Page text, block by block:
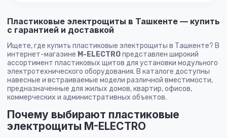
Пластиковые электрощиты в Ташкенте — купить
с гарантией и доставкой
Ищете, где купить пластиковые электрощиты в Ташкенте? В
интернет-магазине M-ELECTROпредставлен широкий
ассортимент пластиковых щитов для установки модульного
электротехнического оборудования. В каталоге доступны
навесные и встраиваемые модели различной вместимости,
предназначенные для жилых домов, квартир, офисов,
коммерческих и административных объектов.
Почему выбирают пластиковые
электрощиты M-ELECTRO